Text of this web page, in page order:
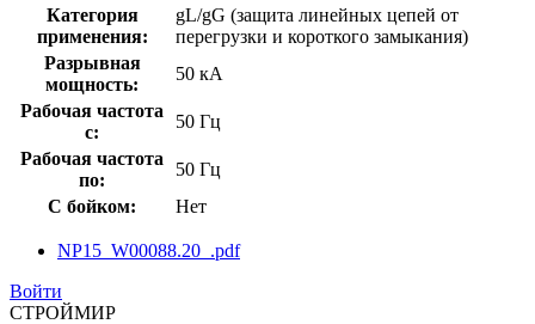
Категория
применения:
gL/gG (защита линейных цепей от
перегрузки и короткого замыкания)
Разрывная
мощность:
50 кА
Рабочая частота
с:
50 Гц
Рабочая частота
по:
50 Гц
С бойком:
Нет
NP15_W00088.20_.pdf
Войти
СТРОЙМИР